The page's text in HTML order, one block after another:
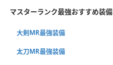
マスターランク最強おすすめ装備
大剣MR最強装備
太刀MR最強装備